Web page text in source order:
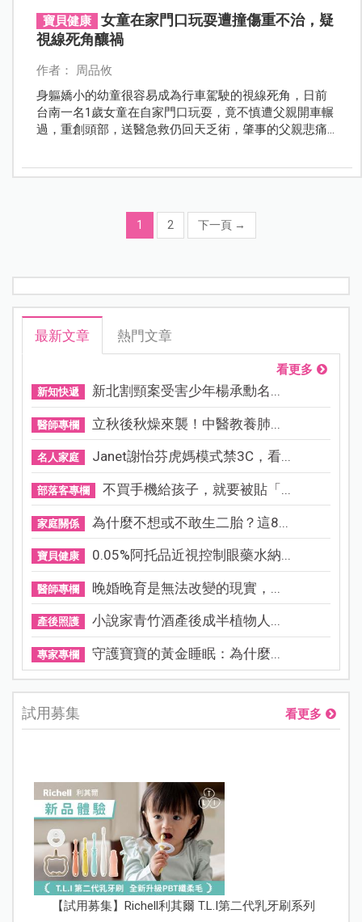
寶貝健康
女童在家門口玩耍遭撞傷重不治，疑
視線死角釀禍
作者： 周品攸
身軀嬌小的幼童很容易成為行車駕駛的視線死角，日前
台南一名1歲女童在自家門口玩耍，竟不慎遭父親開車輾
過，重創頭部，送醫急救仍回天乏術，肇事的父親悲痛
1 2 下一頁 →
最新文章 熱門文章
看更多
新知快遞 新北割頸案受害少年楊承勳名...
醫師專欄 立秋後秋燥來襲！中醫教養肺...
名人家庭 Janet謝怡芬虎媽模式禁3C，看...
部落客專欄 不買手機給孩子，就要被貼「...
家庭關係 為什麼不想或不敢生二胎？這8...
寶貝健康 0.05%阿托品近視控制眼藥水納...
醫師專欄 晚婚晚育是無法改變的現實，...
產後照護 小說家青竹酒產後成半植物人...
專家專欄 守護寶寶的黃金睡眠：為什麼...
試用募集 看更多
【試用募集】Richell利其爾 T.L.I第二代乳牙刷系列